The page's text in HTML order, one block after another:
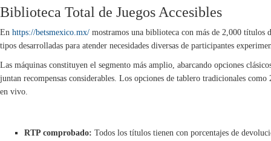
Biblioteca Total de Juegos Accesibles
En https://betsmexico.mx/ mostramos una biblioteca con más de 2,000
tipos desarrolladas para atender necesidades diversas de participantes
Las máquinas constituyen el segmento más amplio, abarcando opciones
juntan recompensas considerables. Los opciones de tablero tradicionales
en vivo.
RTP comprobado: Todos los títulos tienen con porcentajes de